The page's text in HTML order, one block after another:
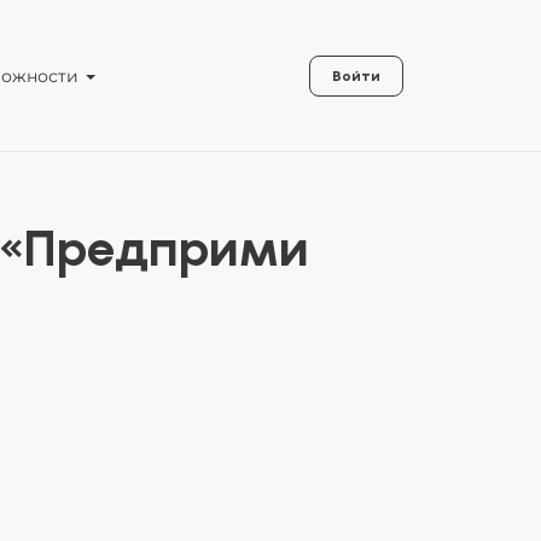
Войти
«Предприми